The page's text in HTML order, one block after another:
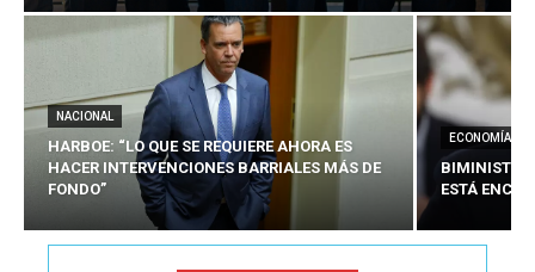
NACIONAL
HARBOE: “LO QUE SE REQUIERE AHORA ES
HACER INTERVENCIONES BARRIALES MÁS DE
FONDO”
ECONOMÍA
BIMINISTRO
ESTÁ